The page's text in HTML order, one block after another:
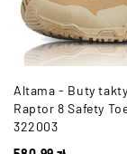
Altama - Buty
Raptor 8 Safety
322003